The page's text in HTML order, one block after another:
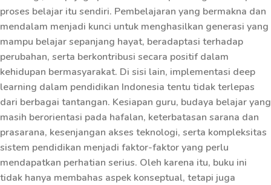
proses belajar itu sendiri. Pembelajaran yang bermakna dan
mendalam menjadi kunci untuk menghasilkan generasi yang
mampu belajar sepanjang hayat, beradaptasi terhadap
perubahan, serta berkontribusi secara positif dalam
kehidupan bermasyarakat. Di sisi lain, implementasi deep
learning dalam pendidikan Indonesia tentu tidak terlepas
dari berbagai tantangan. Kesiapan guru, budaya belajar yang
masih berorientasi pada hafalan, keterbatasan sarana dan
prasarana, kesenjangan akses teknologi, serta kompleksitas
sistem pendidikan menjadi faktor-faktor yang perlu
mendapatkan perhatian serius. Oleh karena itu, buku ini
tidak hanya membahas aspek konseptual, tetapi juga